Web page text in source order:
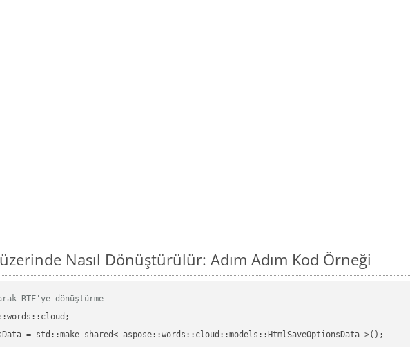
Nasıl Dönüştürülür: Adım Adım Kod Örneği
RTF'ye dönüştürme
= std::make_shared< aspose::words::cloud::models::HtmlSaveOptionsData >();